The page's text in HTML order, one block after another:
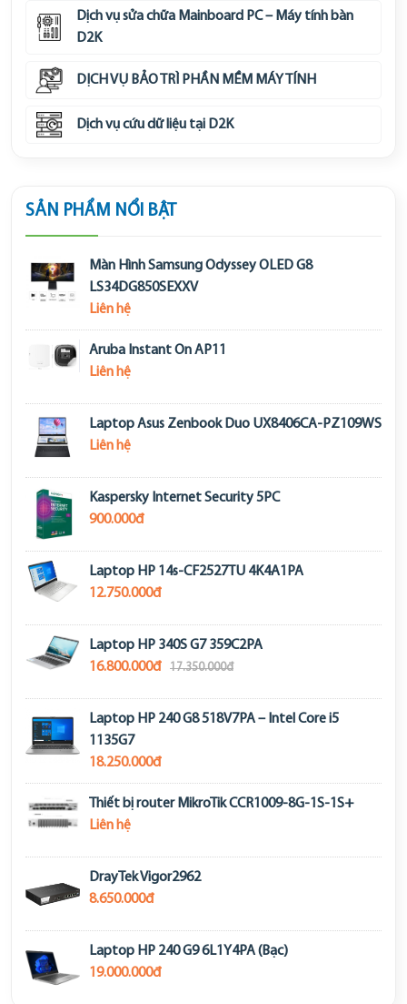
Dịch vụ sửa chữa Mainboard PC – Máy tính bàn
D2K
DỊCH VỤ BẢO TRÌ PHẦN MỀM MÁY TÍNH
Dịch vụ cứu dữ liệu tại D2K
SẢN PHẨM NỔI BẬT
Màn Hình Samsung Odyssey OLED G8
LS34DG850SEXXV
Liên hệ
Aruba Instant On AP11
Liên hệ
Laptop Asus Zenbook Duo UX8406CA-PZ109WS
Liên hệ
Kaspersky Internet Security 5PC
900.000đ
Laptop HP 14s-CF2527TU 4K4A1PA
12.750.000đ
Laptop HP 340S G7 359C2PA
16.800.000đ
17.350.000đ
Laptop HP 240 G8 518V7PA – Intel Core i5
1135G7
18.250.000đ
Thiết bị router MikroTik CCR1009-8G-1S-1S+
Liên hệ
DrayTek Vigor2962
8.650.000đ
Laptop HP 240 G9 6L1Y4PA (Bạc)
19.000.000đ